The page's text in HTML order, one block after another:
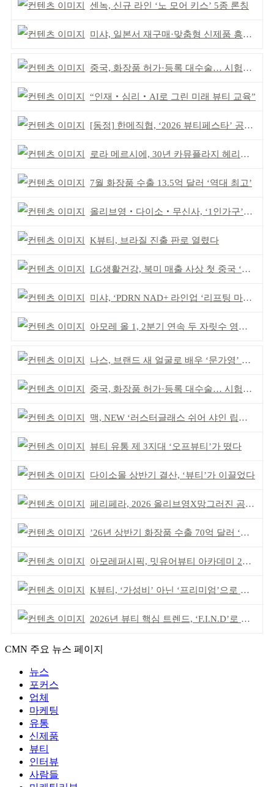
센녹, 신규 라인 ‘노 모어 키스’ 5종 론칭
미샤, 일본서 재구매·맞춤형 신제품 흥행 ‘쌍끌이’
중국, 화장품 허가·등록 대수술… 시험자료 공용 허용
“인재‧심리‧AI로 그린 미래 뷰티 교육”
[동정] 한메직협, ‘2026 뷰티페스타’ 공동 주최
로라 메르시에, 30년 카뮤플라지 헤리티지 담아
7월 화장품 수출 13.5억 달러 ‘역대 최고’
올리브영‧다이소‧무신사, ‘1인가구’가 이끈다
K뷰티, 브라질 진출 판로 열렸다
LG생활건강, 북미 매출 사상 첫 중국 ‘추월’
미샤, ‘PDRN NAD+ 라인업 ‘리프팅 마스크’ 출시
아모레 올 1, 2분기 연속 두 자릿수 영업이익률 기록
나스, 브랜드 새 얼굴로 배우 ‘문가영’ 발탁
중국, 화장품 허가·등록 대수술… 시험자료 공용 허용
맥, NEW ‘러스터글래스 쉬어 샤인 립스틱’ 출시
뷰티 유통 제 3지대 ‘오프뷰티’가 떴다
다이소몰 상반기 결산, ‘뷰티’가 이끌었다
페리페라, 2026 올리브영X망그러진 곰 콜라보
’26년 상반기 화장품 수출 70억 달러 ‘역대 최고’
아모레퍼시픽, 밋유어뷰티 아카데미 2기 발대식
K뷰티, ‘가성비’ 아닌 ‘프리미엄’으로 승부걸어야
2026년 뷰티 핵심 트렌드, ‘F.I.N.D’로 읽는다
CMN 주요 뉴스 페이지
뉴스
포커스
업체
마케팅
유통
신제품
뷰티
인터뷰
사람들